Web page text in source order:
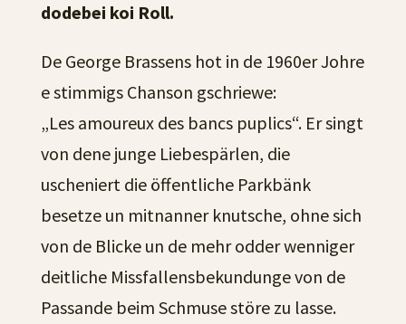
dodebei koi Roll.
De George Brassens hot in de 1960er Johre
e stimmigs Chanson gschriewe:
„Les amoureux des bancs puplics“. Er singt
von dene junge Liebespärlen, die
uscheniert die öffentliche Parkbänk
besetze un mitnanner knutsche, ohne sich
von de Blicke un de mehr odder wenniger
deitliche Missfallensbekundunge von de
Passande beim Schmuse störe zu lasse.